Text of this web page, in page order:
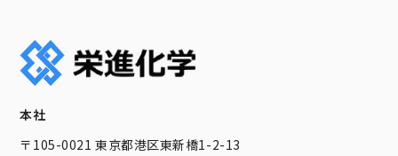
本社
〒105-0021 東京都港区東新橋1-2-13